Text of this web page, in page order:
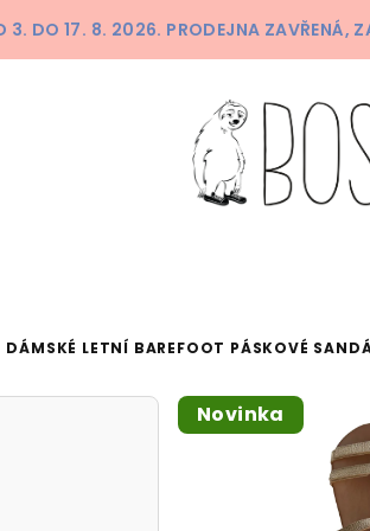
3. DO 17. 8. 2026. PRODEJNA ZAVŘENÁ,
DÁMSKÉ LETNÍ BAREFOOT PÁSKOVÉ
Novinka